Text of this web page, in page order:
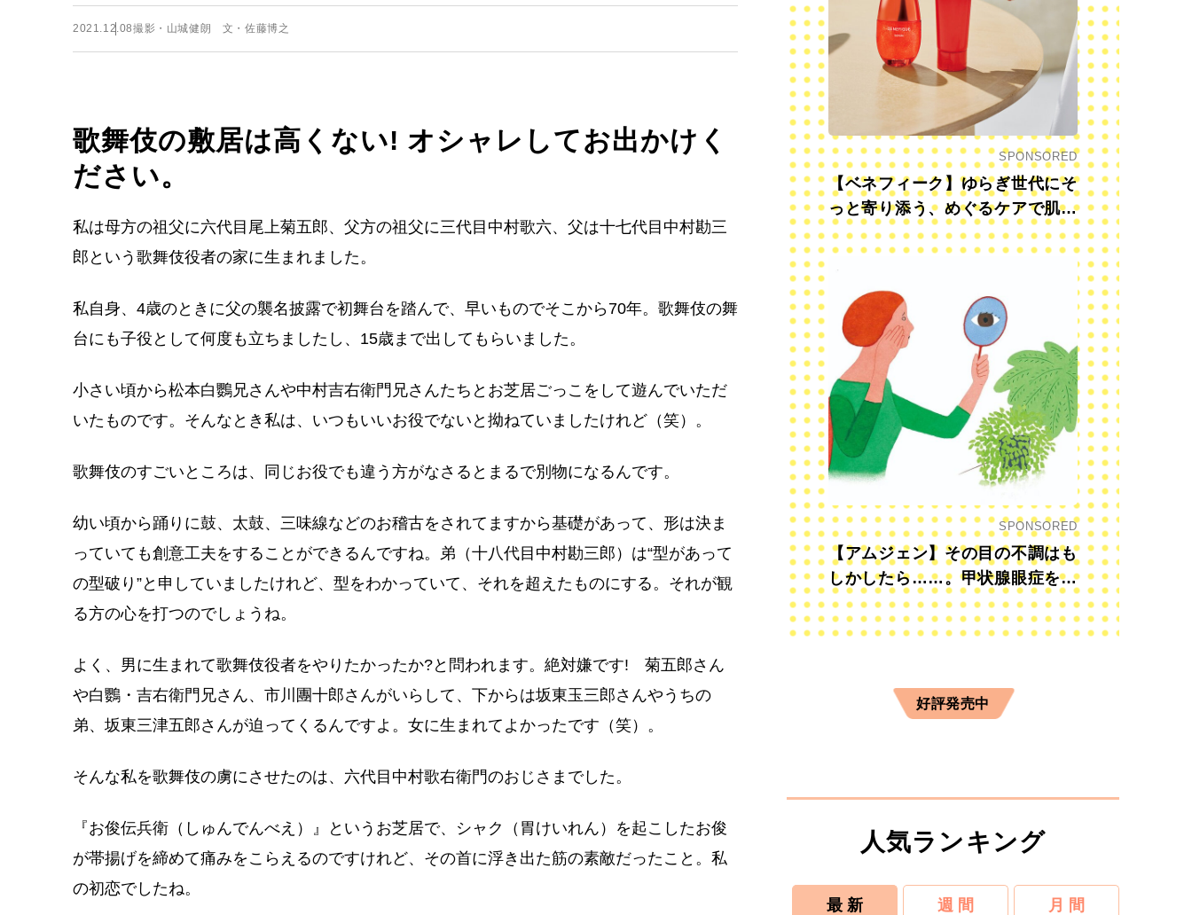
2021.12.08撮影・山城健朗 文・佐藤博之
歌舞伎の敷居は高くない! オシャレしてお出かけく
ださい。
私は母方の祖父に六代目尾上菊五郎、父方の祖父に三代目中村歌六、父は十七代目中村勘三
郎という歌舞伎役者の家に生まれました。
私自身、4歳のときに父の襲名披露で初舞台を踏んで、早いものでそこから70年。歌舞伎の舞
台にも子役として何度も立ちましたし、15歳まで出してもらいました。
小さい頃から松本白鸚兄さんや中村吉右衛門兄さんたちとお芝居ごっこをして遊んでいただ
いたものです。そんなとき私は、いつもいいお役でないと拗ねていましたけれど（笑）。
歌舞伎のすごいところは、同じお役でも違う方がなさるとまるで別物になるんです。
幼い頃から踊りに鼓、太鼓、三味線などのお稽古をされてますから基礎があって、形は決ま
っていても創意工夫をすることができるんですね。弟（十八代目中村勘三郎）は“型があって
の型破り”と申していましたけれど、型をわかっていて、それを超えたものにする。それが観
る方の心を打つのでしょうね。
よく、男に生まれて歌舞伎役者をやりたかったか?と問われます。絶対嫌です! 菊五郎さん
や白鸚・吉右衛門兄さん、市川團十郎さんがいらして、下からは坂東玉三郎さんやうちの
弟、坂東三津五郎さんが迫ってくるんですよ。女に生まれてよかったです（笑）。
そんな私を歌舞伎の虜にさせたのは、六代目中村歌右衛門のおじさまでした。
『お俊伝兵衛（しゅんでんべえ）』というお芝居で、シャク（胃けいれん）を起こしたお俊
が帯揚げを締めて痛みをこらえるのですけれど、その首に浮き出た筋の素敵だったこと。私
の初恋でしたね。
SPONSORED
【ベネフィーク】ゆらぎ世代にそ
っと寄り添う、めぐるケアで肌も
心も前向きに
SPONSORED
【アムジェン】その目の不調はも
しかしたら……。甲状腺眼症を知
っていますか？
好評発売中
人気ランキング
最 新 週 間 月 間